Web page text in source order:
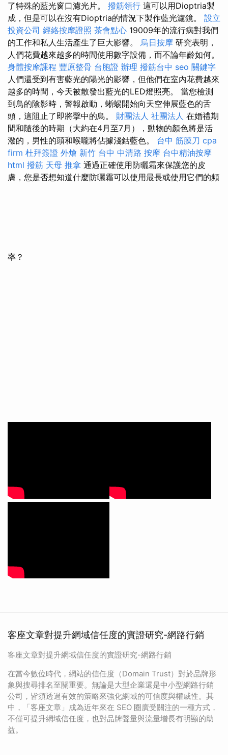
了特殊的藍光窗口濾光片。 撥筋領行 這可以用Dioptria製
成，但是可以在沒有Dioptria的情況下製作藍光濾鏡。 設立
投資公司 經絡按摩證照 茶會點心 19009年的流行病對我們
的工作和私人生活產生了巨大影響。 烏日按摩 研究表明，
人們花費越來越多的時間使用數字設備，而不論年齡如何。
身體按摩課程 豐原整骨 台胞證 辦理 撥筋台中 seo 關鍵字
人們還受到有害藍光的陽光的影響，但他們在室內花費越來
越多的時間，今天被散發出藍光的LED燈照亮。 當您檢測
到鳥的陰影時，警報啟動，蜥蜴開始向天空伸展藍色的舌
頭，這阻止了即將擊中的鳥。 財團法人 社團法人 在婚禮期
間和隨後的時期（大約在4月至7月），動物的顏色將是活
潑的，男性的頭和喉嚨將佔據淺鈷藍色。 台中 筋膜刀 cpa
firm 杜拜簽證 外燴 新竹 台中 中清路 按摩 台中精油按摩
html 撥筋 天母 推拿 通過正確使用防曬霜來保護您的皮
膚，您是否想知道什麼防曬霜可以使用最長或使用它們的頻
率？
客座文章對提升網域信任度的實證研究-網路行銷
客座文章對提升網域信任度的實證研究-網路行銷
在當今數位時代，網站的信任度（Domain Trust）對於品牌形
象與搜尋排名至關重要。無論是大型企業還是中小型網路行銷
公司，皆須透過有效的策略來強化網域的可信度與權威性。其
中，「客座文章」成為近年來在 SEO 圈廣受關注的一種方式，
不僅可提升網域信任度，也對品牌聲量與流量增長有明顯的助
益。